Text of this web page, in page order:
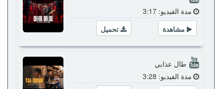
مدة الفيديو: 3:17
تحميل
مشاهدة
طال عذابي
مدة الفيديو: 3:28